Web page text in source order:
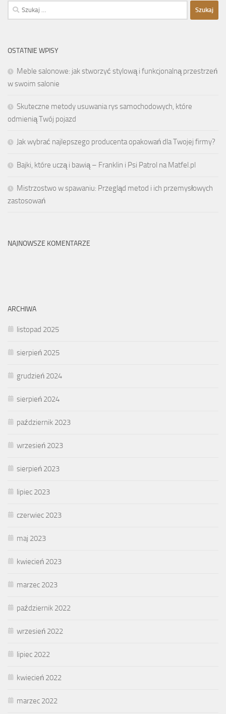
Szukaj:
OSTATNIE WPISY
Meble salonowe: jak stworzyć stylową i funkcjonalną przestrzeń
w swoim salonie
Skuteczne metody usuwania rys samochodowych, które
odmienią Twój pojazd
Jak wybrać najlepszego producenta opakowań dla Twojej firmy?
Bajki, które uczą i bawią – Franklin i Psi Patrol na Matfel.pl
Mistrzostwo w spawaniu: Przegląd metod i ich przemysłowych
zastosowań
NAJNOWSZE KOMENTARZE
ARCHIWA
listopad 2025
sierpień 2025
grudzień 2024
sierpień 2024
październik 2023
wrzesień 2023
sierpień 2023
lipiec 2023
czerwiec 2023
maj 2023
kwiecień 2023
marzec 2023
październik 2022
wrzesień 2022
lipiec 2022
kwiecień 2022
marzec 2022